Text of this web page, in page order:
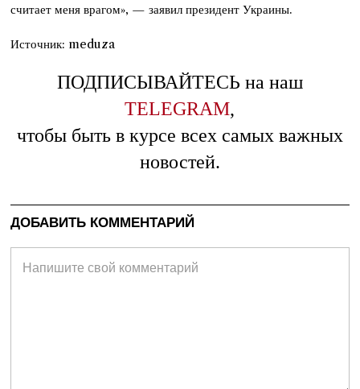
считает меня врагом», — заявил президент Украины.
Источник: meduza
ПОДПИСЫВАЙТЕСЬ на наш
TELEGRAM,
чтобы быть в курсе всех самых важных
новостей.
ДОБАВИТЬ КОММЕНТАРИЙ